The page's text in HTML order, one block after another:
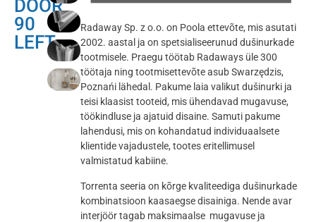
DOOR
90
LEFT
Radaway Sp. z o.o. on Poola ettevõte, mis asutati
2002. aastal ja on spetsialiseerunud dušinurkade
tootmisele. Praegu töötab Radaways üle 300
töötaja ning tootmisettevõte asub Swarzędzis,
Poznańi lähedal. Pakume laia valikut dušinurki ja
teisi klaasist tooteid, mis ühendavad mugavuse,
töökindluse ja ajatuid disaine. Samuti pakume
lahendusi, mis on kohandatud individuaalsete
klientide vajadustele, tootes eritellimusel
valmistatud kabiine.
Torrenta seeria on kõrge kvaliteediga dušinurkade
kombinatsioon kaasaegse disainiga. Nende avar
interjöör tagab maksimaalse mugavuse ja